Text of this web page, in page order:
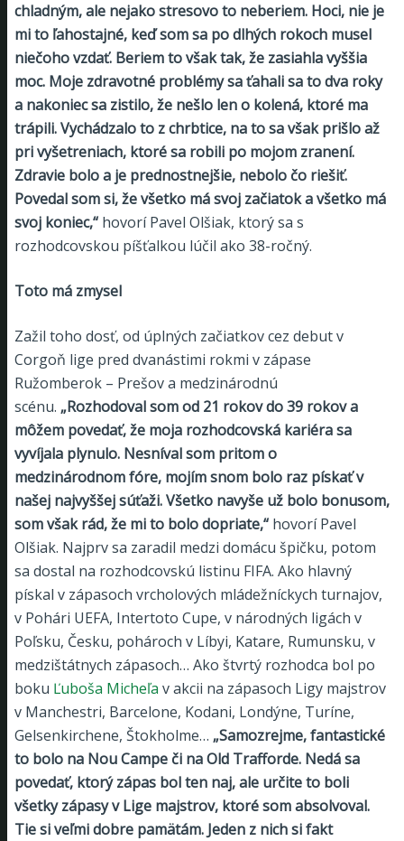
chladným, ale nejako stresovo to neberiem. Hoci, nie je
mi to ľahostajné, keď som sa po dlhých rokoch musel
niečoho vzdať. Beriem to však tak, že zasiahla vyššia
moc. Moje zdravotné problémy sa ťahali sa to dva roky
a nakoniec sa zistilo, že nešlo len o kolená, ktoré ma
trápili. Vychádzalo to z chrbtice, na to sa však prišlo až
pri vyšetreniach, ktoré sa robili po mojom zranení.
Zdravie bolo a je prednostnejšie, nebolo čo riešiť.
Povedal som si, že všetko má svoj začiatok a všetko má
svoj koniec,“hovorí Pavel Olšiak, ktorý sa s
rozhodcovskou píšťalkou lúčil ako 38-ročný.
Toto má zmysel
Zažil toho dosť, od úplných začiatkov cez debut v
Corgoň lige pred dvanástimi rokmi v zápase
Ružomberok – Prešov a medzinárodnú
scénu. „Rozhodoval som od 21 rokov do 39 rokov a
môžem povedať, že moja rozhodcovská kariéra sa
vyvíjala plynulo. Nesníval som pritom o
medzinárodnom fóre, mojím snom bolo raz pískať v
našej najvyššej súťaži. Všetko navyše už bolo bonusom,
som však rád, že mi to bolo dopriate,“hovorí Pavel
Olšiak. Najprv sa zaradil medzi domácu špičku, potom
sa dostal na rozhodcovskú listinu FIFA. Ako hlavný
pískal v zápasoch vrcholových mládežníckych turnajov,
v Pohári UEFA, Intertoto Cupe, v národných ligách v
Poľsku, Česku, pohároch v Líbyi, Katare, Rumunsku, v
medzištátnych zápasoch… Ako štvrtý rozhodca bol po
boku Ľuboša Micheľa v akcii na zápasoch Ligy majstrov
v Manchestri, Barcelone, Kodani, Londýne, Turíne,
Gelsenkirchene, Štokholme… „Samozrejme, fantastické
to bolo na Nou Campe či na Old Trafforde. Nedá sa
povedať, ktorý zápas bol ten naj, ale určite to boli
všetky zápasy v Lige majstrov, ktoré som absolvoval.
Tie si veľmi dobre pamätám. Jeden z nich si fakt